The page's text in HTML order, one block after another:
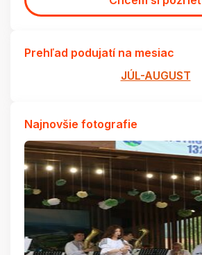
Prehľad podujatí na mesiac
JÚL-AUGUST
Najnovšie fotografie